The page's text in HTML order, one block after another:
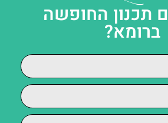
תכנון החופשה
ברומא?